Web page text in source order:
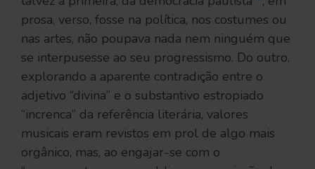
prosa, verso, fosse na política, nos costumes ou
nas artes, não poupava nada nem ninguém que
se interpusesse ao seu progressismo. Do outro,
explorando a aparente contradição entre o
adjetivo “divina” e o substantivo estropiado
“increnca” da referência literária, valores
musicais eram revistos em prol de algo mais
orgânico, mas, ao engajar-se com o